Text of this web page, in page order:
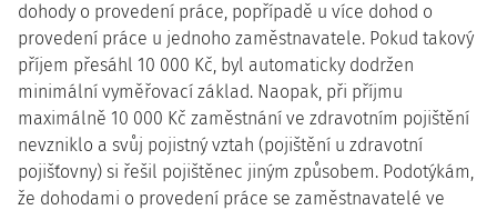
dohody o provedení práce, popřípadě u více dohod o
provedení práce u jednoho zaměstnavatele. Pokud takový
příjem přesáhl 10 000 Kč, byl automaticky dodržen
minimální vyměřovací základ. Naopak, při příjmu
maximálně 10 000 Kč zaměstnání ve zdravotním pojištění
nevzniklo a svůj pojistný vztah (pojištění u zdravotní
pojišťovny) si řešil pojištěnec jiným způsobem. Podotýkám,
že dohodami o provedení práce se zaměstnavatelé ve